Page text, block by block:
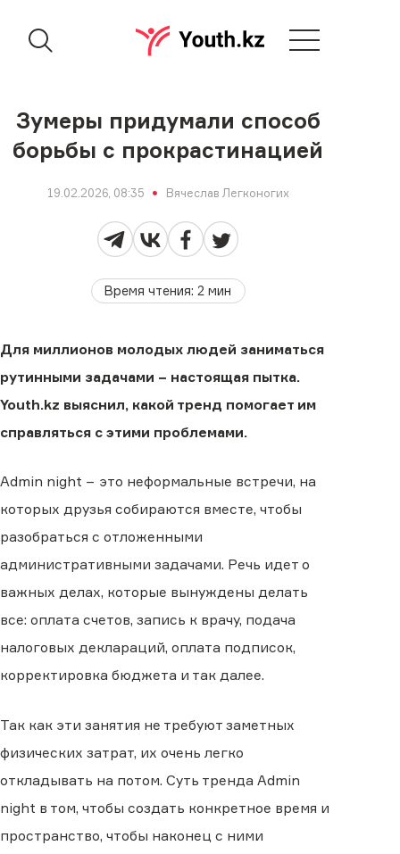
Зумеры придумали способ
борьбы с прокрастинацией
19.02.2026, 08:35 Вячеслав Легконогих
Время чтения:2 мин
Для миллионов молодых людей заниматься
рутинными задачами − настоящая пытка.
Youth.kz выяснил, какой тренд помогает им
справляться с этими проблемами.
Admin night − это неформальные встречи, на
которых друзья собираются вместе, чтобы
разобраться с отложенными
административными задачами. Речь идет о
важных делах, которые вынуждены делать
все: оплата счетов, запись к врачу, подача
налоговых деклараций, оплата подписок,
корректировка бюджета и так далее.
Так как эти занятия не требуют заметных
физических затрат, их очень легко
откладывать на потом. Суть тренда Admin
night в том, чтобы создать конкретное время и
пространство, чтобы наконец с ними